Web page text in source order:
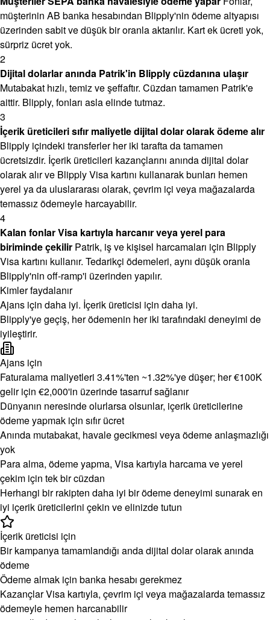
müşterinin AB banka hesabından Blipply'nin ödeme altyapısı
üzerinden sabit ve düşük bir oranla aktarılır. Kart ek ücreti yok,
sürpriz ücret yok.
2
Dijital dolarlar anında Patrik'in Blipply cüzdanına ulaşır
Mutabakat hızlı, temiz ve şeffaftır. Cüzdan tamamen Patrik'e
aittir. Blipply, fonları asla elinde tutmaz.
3
İçerik üreticileri sıfır maliyetle dijital dolar olarak ödeme alır
Blipply içindeki transferler her iki tarafta da tamamen
ücretsizdir. İçerik üreticileri kazançlarını anında dijital dolar
olarak alır ve Blipply Visa kartını kullanarak bunları hemen
yerel ya da uluslararası olarak, çevrim içi veya mağazalarda
temassız ödemeyle harcayabilir.
4
Kalan fonlar Visa kartıyla harcanır veya yerel para
biriminde çekilir Patrik, iş ve kişisel harcamaları için Blipply
Visa kartını kullanır. Tedarikçi ödemeleri, aynı düşük oranla
Blipply'nin off-ramp'i üzerinden yapılır.
Kimler faydalanır
Ajans için daha iyi. İçerik üreticisi için daha iyi.
Blipply'ye geçiş, her ödemenin her iki tarafındaki deneyimi de
iyileştirir.
Ajans için
Faturalama maliyetleri 3.41%'ten ~1.32%'ye düşer; her €100K
gelir için €2,000'in üzerinde tasarruf sağlanır
Dünyanın neresinde olurlarsa olsunlar, içerik üreticilerine
ödeme yapmak için sıfır ücret
Anında mutabakat, havale gecikmesi veya ödeme anlaşmazlığı
yok
Para alma, ödeme yapma, Visa kartıyla harcama ve yerel
çekim için tek bir cüzdan
Herhangi bir rakipten daha iyi bir ödeme deneyimi sunarak en
iyi içerik üreticilerini çekin ve elinizde tutun
İçerik üreticisi için
Bir kampanya tamamlandığı anda dijital dolar olarak anında
ödeme
Ödeme almak için banka hesabı gerekmez
Kazançlar Visa kartıyla, çevrim içi veya mağazalarda temassız
ödemeyle hemen harcanabilir